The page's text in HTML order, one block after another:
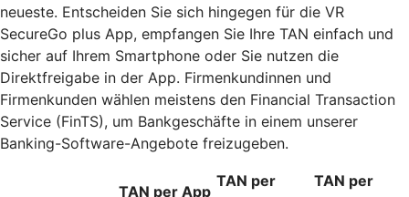
neueste. Entscheiden Sie sich hingegen für die VR
SecureGo plus App, empfangen Sie Ihre TAN einfach und
sicher auf Ihrem Smartphone oder Sie nutzen die
Direktfreigabe in der App. Firmenkundinnen und
Firmenkunden wählen meistens den Financial Transaction
Service (FinTS), um Bankgeschäfte in einem unserer
Banking-Software-Angebote freizugeben.
TAN per App
TAN per
TAN per